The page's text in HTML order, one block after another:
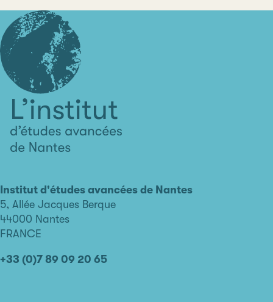
avancées
de
Nantes
Institut d'études avancées de Nantes
5, Allée Jacques Berque
44000 Nantes
FRANCE
+33 (0)7 89 09 20 65